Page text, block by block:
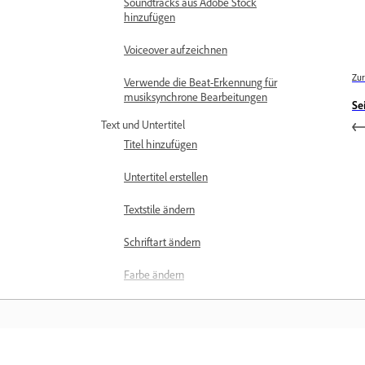
hinzufügen
Voiceover aufzeichnen
Verwende die Beat-Erkennung für
musiksynchrone Bearbeitungen
Text und Untertitel
Titel hinzufügen
Untertitel erstellen
Textstile ändern
Schriftart ändern
Farbe ändern